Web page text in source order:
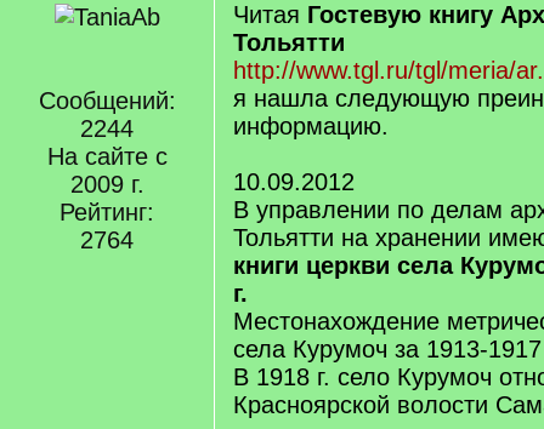
Сообщений:
2244
На сайте с
2009 г.
Рейтинг:
2764
Читая Гостевую книгу
Тольятти
http://www.tgl.ru/tgl/meria/
я нашла следующую
информацию.
10.09.2012
В управлении по делам
Тольятти на хранении
книги церкви села
г.
Местонахождение
села Курумоч за 1913-1917
В 1918 г. село Курумоч
Красноярской волости